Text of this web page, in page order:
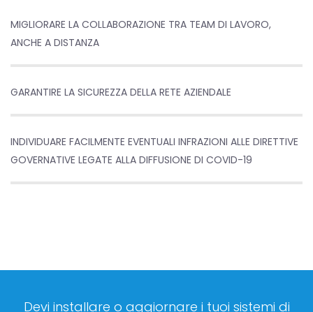
MIGLIORARE LA COLLABORAZIONE TRA TEAM DI LAVORO,
ANCHE A DISTANZA
GARANTIRE LA SICUREZZA DELLA RETE AZIENDALE
INDIVIDUARE FACILMENTE EVENTUALI INFRAZIONI ALLE DIRETTIVE
GOVERNATIVE LEGATE ALLA DIFFUSIONE DI COVID-19
Devi installare o aggiornare i tuoi sistemi di